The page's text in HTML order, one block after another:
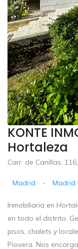
KONTE
Hortaleza
Carr. de Canillas,
Madrid - Madrid
Inmobiliaria en
en todo el distrito.
pisos, chalets y
Piovera. Nos